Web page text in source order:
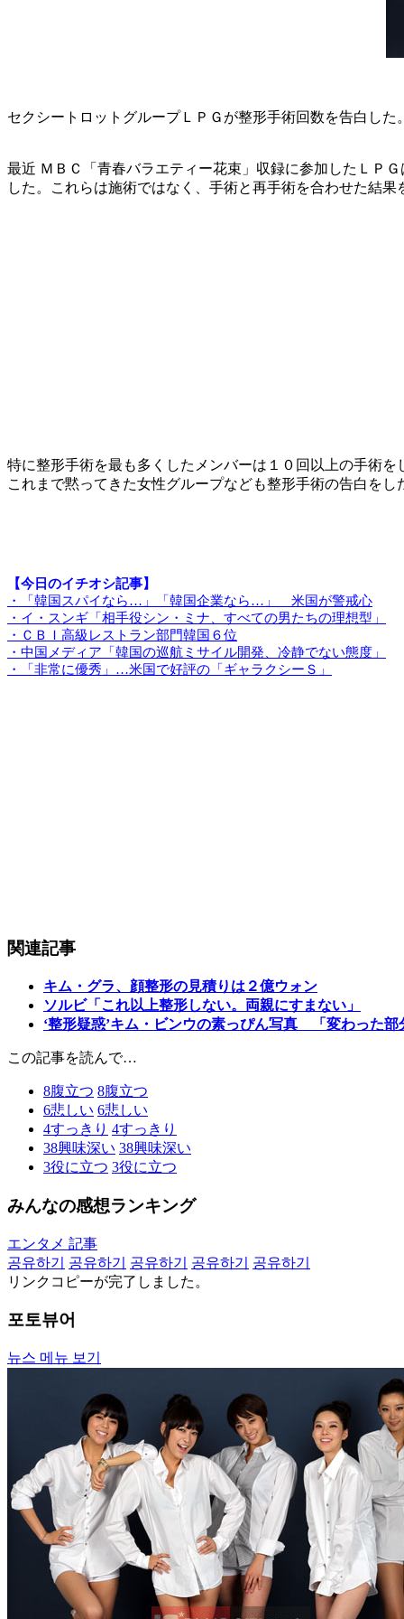
セクシートロットグループＬＰＧが整形手術回数を告白した
最近 ＭＢＣ「青春バラエティー花束」収録に参加したＬＰ
した。これらは施術ではなく、手術と再手術を合わせた結
特に整形手術を最も多くしたメンバーは１０回以上の手術
これまで黙ってきた女性グループなども整形手術の告白をし
【今日のイチオシ記事】
・「韓国スパイなら…」「韓国企業なら…」 米国が警戒心
・イ・スンギ「相手役シン・ミナ、すべての男たちの理想型」
・ＣＢＩ高級レストラン部門韓国６位
・中国メディア「韓国の巡航ミサイル開発、冷静でない態度」
・「非常に優秀」…米国で好評の「ギャラクシーＳ」
関連記事
キム・グラ、顔整形の見積りは２億ウォン
ソルビ「これ以上整形しない。両親にすまない」
‘整形疑惑’キム・ビンウの素っぴん写真 「変わった部
この記事を読んで…
8腹立つ 8腹立つ
6悲しい 6悲しい
4すっきり 4すっきり
38興味深い 38興味深い
3役に立つ 3役に立つ
みんなの感想ランキング
エンタメ 記事
공유하기
공유하기 공유하기 공유하기
공유하기
リンクコピーが完了しました。
포토뷰어
뉴스 메뉴 보기